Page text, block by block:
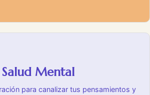
Salud Mental
para canalizar tus pensamientos y